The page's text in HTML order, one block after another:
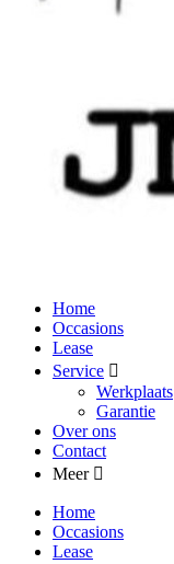
Home
Occasions
Lease
Service
Werkplaats
Garantie
Over ons
Contact
Meer
Home
Occasions
Lease